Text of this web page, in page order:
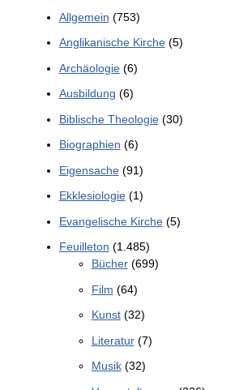
Allgemein (753)
Anglikanische Kirche(5)
Archäologie(6)
Ausbildung (6)
Biblische Theologie(30)
Biographien (6)
Eigensache(91)
Ekklesiologie(1)
Evangelische Kirche(5)
Feuilleton (1.485)
Bücher(699)
Film (64)
Kunst(32)
Literatur(7)
Musik(32)